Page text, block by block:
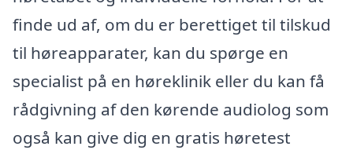
finde ud af, om du er berettiget til tilskud
til høreapparater, kan du spørge en
specialist på en høreklinik eller du kan få
rådgivning af den kørende audiolog som
også kan give dig en gratis høretest